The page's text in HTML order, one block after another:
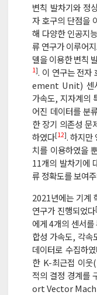
변칙 발차기와 정
자 호구의 단점을
해 다양한 인공지
류 연구가 이루어
델을 이용한 변칙
1]. 이 연구는 전
ement Unit) 센
가속도, 지자계의
어진 데이터를 분
한 장기 의존성 문
하였다[12]. 하지만
치를 이용하였을
11개의 발차기에
류 정확도를 보여
2021년에는 기계
연구가 진행되었다[
에게 4개의 센서
합성 가속도, 각속
데이터로 수집하
한 K-최근접 이
적의 결정 경계를
ort Vector